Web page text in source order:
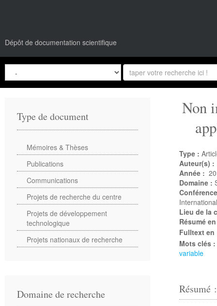
Dépôt de documentation scientifique
Non
Type :
Auteur(s) :
Année :
Domaine :
Lieu de la
Résumé
Fulltext en
Mots clés :
variable
Type de document
Mémoires & Thèses
Publications
Communications
Projets de recherche du centre
Projets de développement
technologique
Projets nationaux de recherche
Domaine de recherche